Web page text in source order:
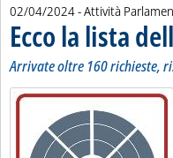
02/04/2024- Attività
Ecco la lista
Arrivate oltre 160 richieste,